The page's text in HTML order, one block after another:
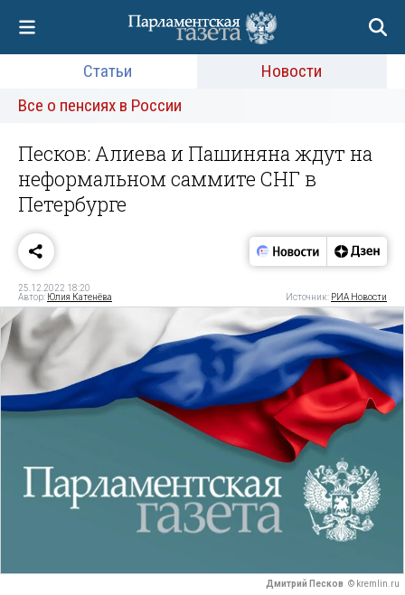
Статьи
Новости
Все о пенсиях в России
Песков: Алиева и Пашиняна ждут на
неформальном саммите СНГ в
Петербурге
25.12.2022 18:20
Автор: Юлия Катенёва Источник: РИА Новости
Дмитрий Песков © kremlin.ru